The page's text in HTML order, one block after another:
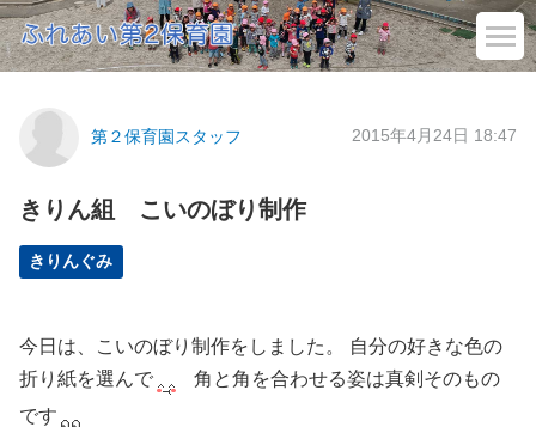
第２保育園スタッフ 2015年4月24日 18:47
きりん組 こいのぼり制作
きりんぐみ
今日は、こいのぼり制作をしました。 自分の好きな色の
折り紙を選んで
角と角を合わせる姿は真剣そのもの
です